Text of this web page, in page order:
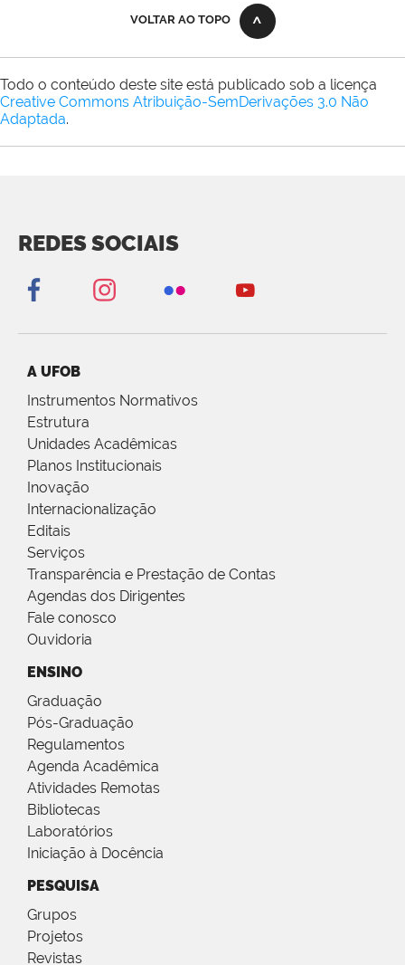
VOLTAR AO TOPO
Todo o conteúdo deste site está publicado sob a licença
Creative Commons Atribuição-SemDerivações 3.0 Não
Adaptada.
REDES SOCIAIS
A UFOB
Instrumentos Normativos
Estrutura
Unidades Acadêmicas
Planos Institucionais
Inovação
Internacionalização
Editais
Serviços
Transparência e Prestação de Contas
Agendas dos Dirigentes
Fale conosco
Ouvidoria
ENSINO
Graduação
Pós-Graduação
Regulamentos
Agenda Acadêmica
Atividades Remotas
Bibliotecas
Laboratórios
Iniciação à Docência
PESQUISA
Grupos
Projetos
Revistas